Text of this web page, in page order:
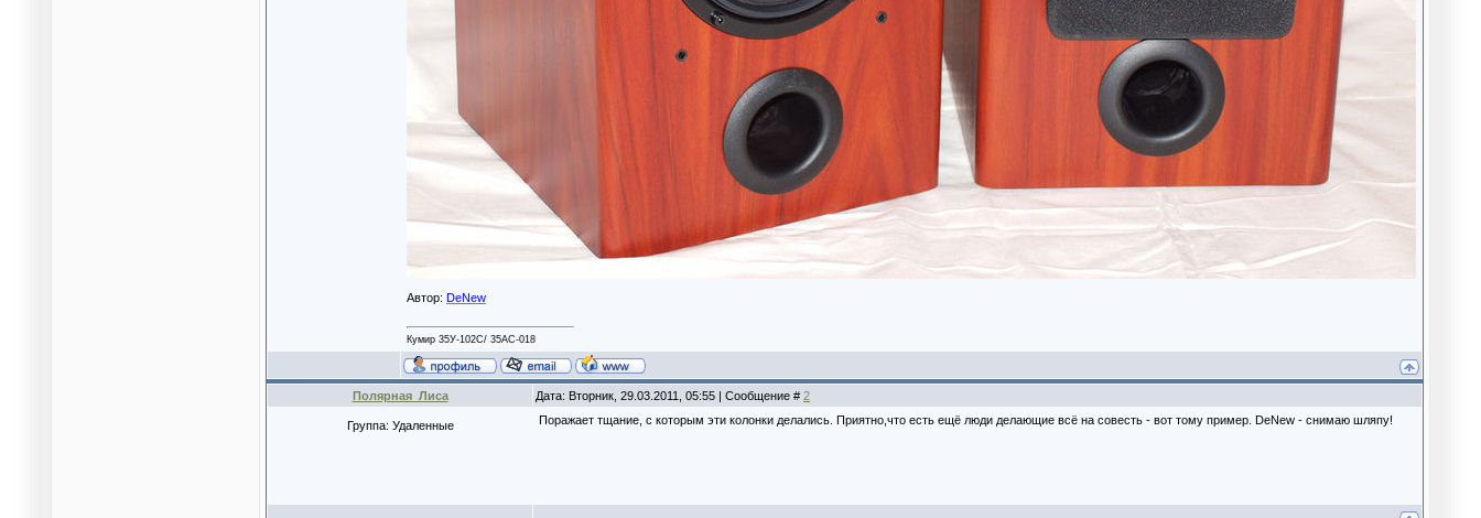
Автор: DeNew
Кумир 35У-102С/ 35АС-018
Полярная_Лиса Дата: Вторник, 29.03.2011, 05:55 | Сообщение # 2
Группа: Удаленные Поражает тщание, с которым эти колонки делались. Приятно,что есть ещё люди делающие всё на совесть - вот тому пример. DeNew - снимаю шляпу!